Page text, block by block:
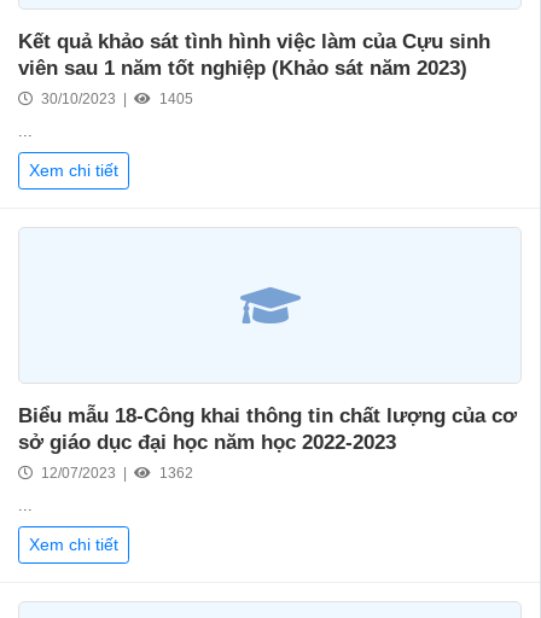
Kết quả khảo sát tình hình việc làm của Cựu sinh
viên sau 1 năm tốt nghiệp (Khảo sát năm 2023)
30/10/2023 | 1405
...
Xem chi tiết
Biểu mẫu 18-Công khai thông tin chất lượng của cơ
sở giáo dục đại học năm học 2022-2023
12/07/2023 | 1362
...
Xem chi tiết